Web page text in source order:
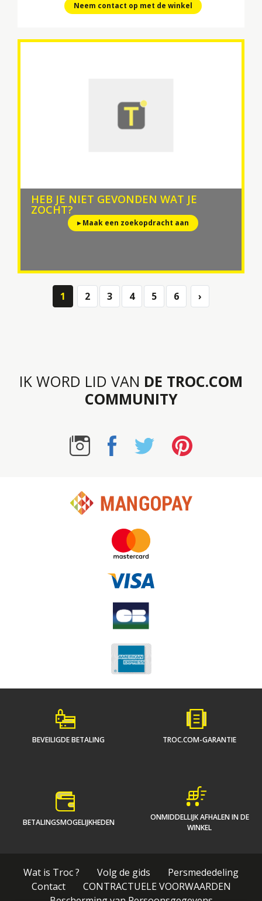
Neem contact op met de winkel
HEB JE NIET GEVONDEN WAT JE
ZOCHT?
▸ Maak een zoekopdracht aan
1 2 3 4 5 6 ›
IK WORD LID VAN DE TROC.COM
COMMUNITY
BEVEILIGDE BETALING TROC.COM-GARANTIE
BETALINGSMOGELIJKHEDEN
ONMIDDELLIJK AFHALEN IN DE
WINKEL
Wat is Troc ? Volg de gids
Persmededeling
Contact
CONTRACTUELE VOORWAARDEN